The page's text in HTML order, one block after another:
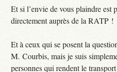
Et si l’envie de vous plaindre est
directement auprès de la RATP !
Et à ceux qui se posent la
M. Courbis, mais je suis
personnes qui rendent le